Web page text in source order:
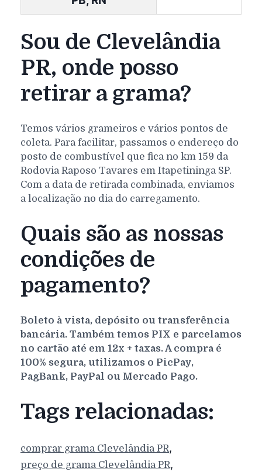
Sou de Clevelândia
PR, onde posso
retirar a grama?
Temos vários grameiros e vários pontos de
coleta. Para facilitar, passamos o endereço do
posto de combustível que fica no km 159 da
Rodovia Raposo Tavares em Itapetininga SP.
Com a data de retirada combinada, enviamos
a localização no dia do carregamento.
Quais são as nossas
condições de
pagamento?
Boleto à vista, depósito ou transferência
bancária. Também temos PIX e parcelamos
no cartão até em 12x + taxas. A compra é
100% segura, utilizamos o PicPay,
PagBank, PayPal ou Mercado Pago.
Tags relacionadas:
comprar grama Clevelândia PR,
preço de grama Clevelândia PR,